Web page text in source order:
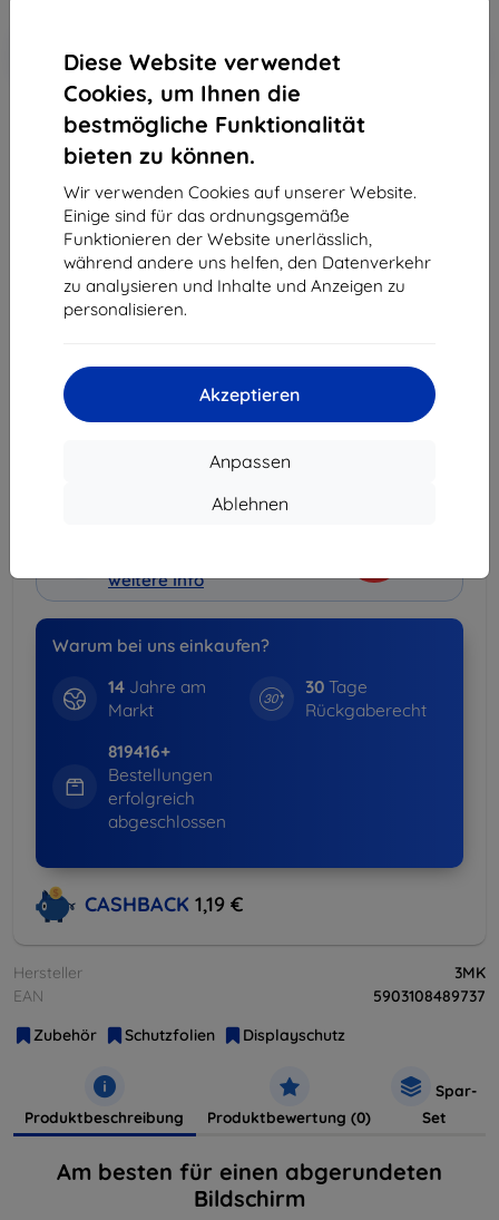
Diese Website verwendet
Cookies, um Ihnen die
bestmögliche Funktionalität
bieten zu können.
Wir verwenden Cookies auf unserer Website.
Einige sind für das ordnungsgemäße
Funktionieren der Website unerlässlich,
während andere uns helfen, den Datenverkehr
zu analysieren und Inhalte und Anzeigen zu
personalisieren.
Akzeptieren
Anpassen
Ablehnen
-10%
EXTRA10
Extern Lager > 5 St
-
In den Warenkorb
Massenrabatt
3Stck.+
10,12 €/Stck.
3,90 € (Frei von 80,00 €)
weitere Info
Warum bei uns einkaufen?
14Jahre am
Markt
30 Tage
Rückgaberecht
819416+
Bestellungen
erfolgreich
abgeschlossen
CASHBACK 1,19 €
Hersteller
3MK
EAN
5903108489737
Zubehör
Schutzfolien Displayschutz
Produktbeschreibung Produktbewertung (0)
Spar-
Set
Am besten für einen abgerundeten
Bildschirm